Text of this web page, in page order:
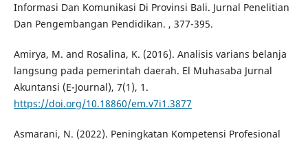
Informasi Dan Komunikasi Di Provinsi Bali. Jurnal Penelitian
Dan Pengembangan Pendidikan. , 377-395.
Amirya, M. and Rosalina, K. (2016). Analisis varians belanja
langsung pada pemerintah daerah. El Muhasaba Jurnal
Akuntansi (E-Journal), 7(1), 1.
https://doi.org/10.18860/em.v7i1.3877
Asmarani, N. (2022). Peningkatan Kompetensi Profesional